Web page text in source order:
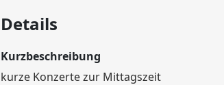
Details
Kurzbeschreibung
kurze Konzerte zur Mittagszeit